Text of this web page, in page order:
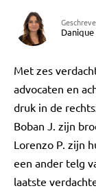
Met zes
advocaten en
druk in de
Boban J. zijn
Lorenzo P. zijn
een ander telg
laatste